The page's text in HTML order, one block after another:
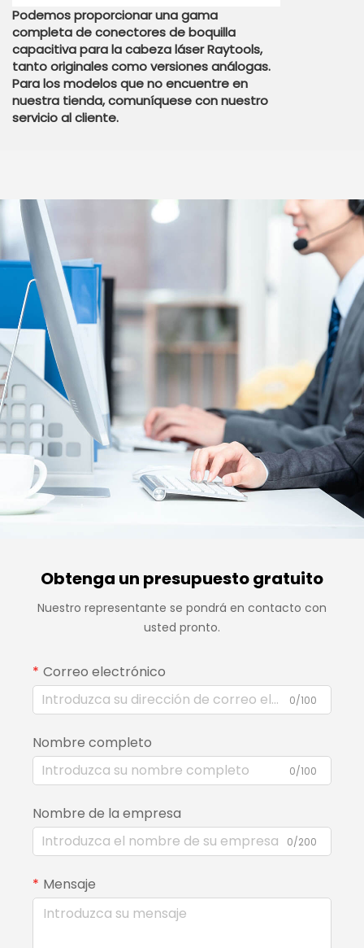
Podemos proporcionar una gama
completa de conectores de boquilla
capacitiva para la cabeza láser Raytools,
tanto originales como versiones análogas.
Para los modelos que no encuentre en
nuestra tienda, comuníquese con nuestro
servicio al cliente.
Obtenga un presupuesto gratuito
Nuestro representante se pondrá en contacto con
usted pronto.
Correo electrónico
0/100
Nombre completo
0/100
Nombre de la empresa
0/200
Mensaje